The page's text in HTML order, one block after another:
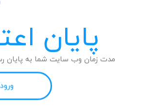
پایان
مدت زمان وب سایت شما به پایان